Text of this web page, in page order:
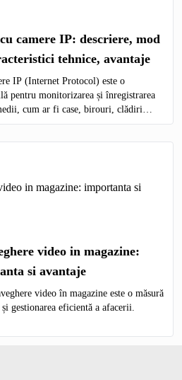
camere IP: descriere, mod
tehnice, avantaje
IP (Internet Protocol) este o
pentru monitorizarea și înregistrarea
cum ar fi case, birouri, clădiri
industriale.
video in magazine:
si avantaje
video în magazine este o măsură
gestionarea eficientă a afacerii.